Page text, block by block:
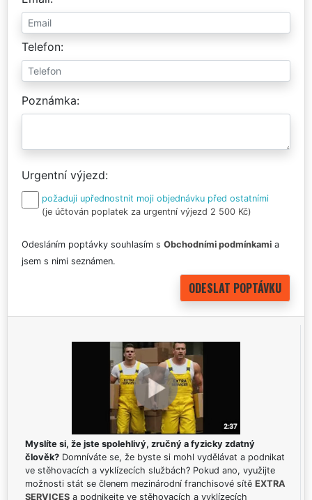
Telefon
Poznámka
Urgentní výjezd
požaduji upřednostnit moji objednávku před ostatními
(je účtován poplatek za urgentní výjezd 2 500 Kč)
Odesláním poptávky souhlasím s Obchodními podmínkami a
jsem s nimi seznámen.
Myslíte si, že jste spolehlivý, zručný a fyzicky zdatný
člověk? Domníváte se, že byste si mohl vydělávat a podnikat
ve stěhovacích a vyklízecích službách? Pokud ano, využijte
možnosti stát se členem mezinárodní franchisové sítě EXTRA
SERVICES a podnikejte ve stěhovacích a vyklízecích